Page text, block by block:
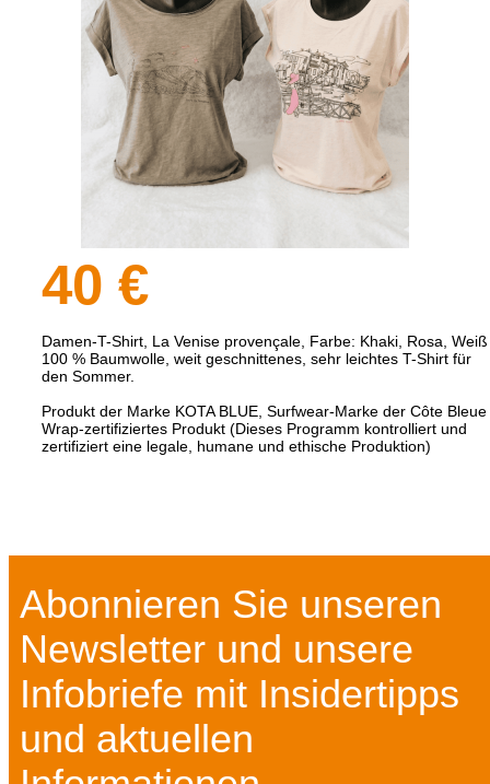
40 €
Damen-T-Shirt, La Venise provençale, Farbe: Khaki, Rosa, Weiß
100 % Baumwolle, weit geschnittenes, sehr leichtes T-Shirt für
den Sommer.
Produkt der Marke KOTA BLUE, Surfwear-Marke der Côte Bleue
Wrap-zertifiziertes Produkt (Dieses Programm kontrolliert und
zertifiziert eine legale, humane und ethische Produktion)
Abonnieren Sie unseren
Newsletter und unsere
Infobriefe mit Insidertipps
und aktuellen